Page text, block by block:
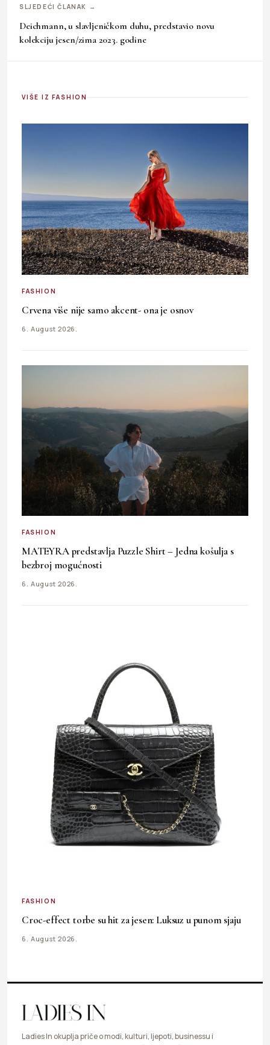
SLJEDEĆI ČLANAK →
Deichmann, u slavljeničkom duhu, predstavio novu
kolekciju jesen/zima 2023. godine
VIŠE IZ FASHION
FASHION
Crvena više nije samo akcent- ona je osnov
6. August 2026.
FASHION
MATEYRA predstavlja Puzzle Shirt – Jedna košulja s
bezbroj mogućnosti
6. August 2026.
FASHION
Croc-effect torbe su hit za jesen: Luksuz u punom sjaju
6. August 2026.
Ladies In okuplja priče o modi, kulturi, ljepoti, businessu i